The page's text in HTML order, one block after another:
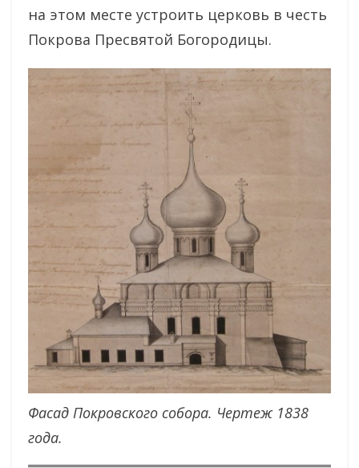
на этом месте устроить церковь в честь
Покрова Пресвятой Богородицы.
Фасад Покровского собора. Чертеж 1838
года.